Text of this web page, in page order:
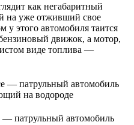
как негабаритный
на уже отживший свое
у этого автомобиля таится
движок, а мотор,
виде топлива —
— патрульный автомобиль